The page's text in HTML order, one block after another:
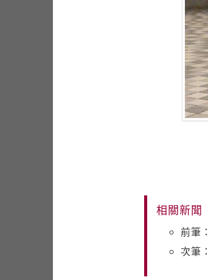
相關新聞
前筆
次筆